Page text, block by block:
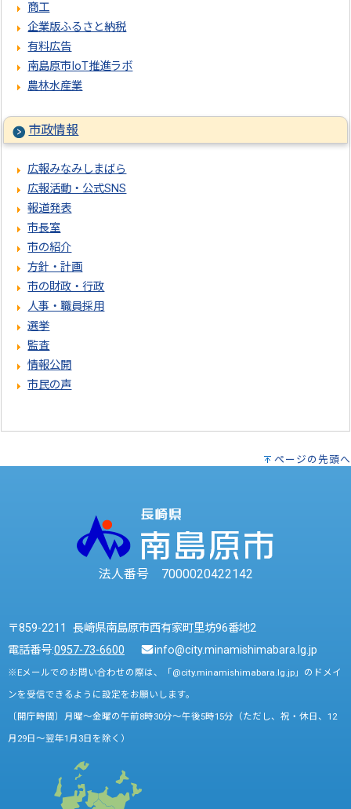
商工
企業版ふるさと納税
有料広告
南島原市IoT推進ラボ
農林水産業
市政情報
広報みなみしまばら
広報活動・公式SNS
報道発表
市長室
市の紹介
方針・計画
市の財政・行政
人事・職員採用
選挙
監査
情報公開
市民の声
ページの先頭へ
法人番号 7000020422142
〒859-2211 長崎県南島原市西有家町里坊96番地2
電話番号:0957-73-6600 info@city.minamishimabara.lg.jp
※Eメールでのお問い合わせの際は、「@city.minamishimabara.lg.jp」のドメイ
ンを受信できるように設定をお願いします。
〔開庁時間〕月曜～金曜の午前8時30分～午後5時15分（ただし、祝・休日、12
月29日～翌年1月3日を除く）